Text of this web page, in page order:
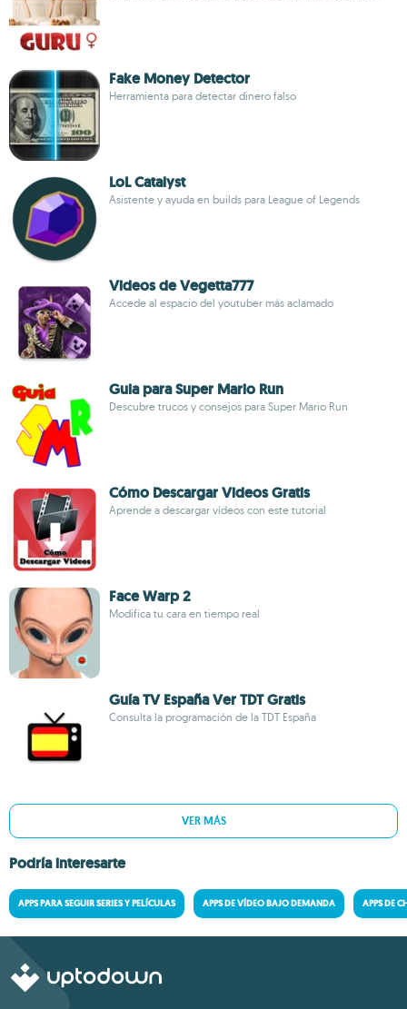
Fake Money Detector
Herramienta para detectar dinero falso
LoL Catalyst
Asistente y ayuda en builds para League of Legends
Videos de Vegetta777
Accede al espacio del youtuber más aclamado
Guia para Super Mario Run
Descubre trucos y consejos para Super Mario Run
Cómo Descargar Videos Gratis
Aprende a descargar vídeos con este tutorial
Face Warp 2
Modifica tu cara en tiempo real
Guía TV España Ver TDT Gratis
Consulta la programación de la TDT España
VER MÁS
Podría interesarte
APPS PARA SEGUIR SERIES Y PELÍCULAS APPS DE VÍDEO BAJO DEMANDA APPS DE